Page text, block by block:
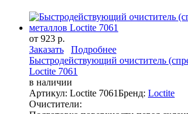
от 923 р.
Заказать
Подробнее
Быстродействующий очиститель
Loctite 7061
в наличии
Артикул: Loctite 7061Бренд: Loctite
Очистители: